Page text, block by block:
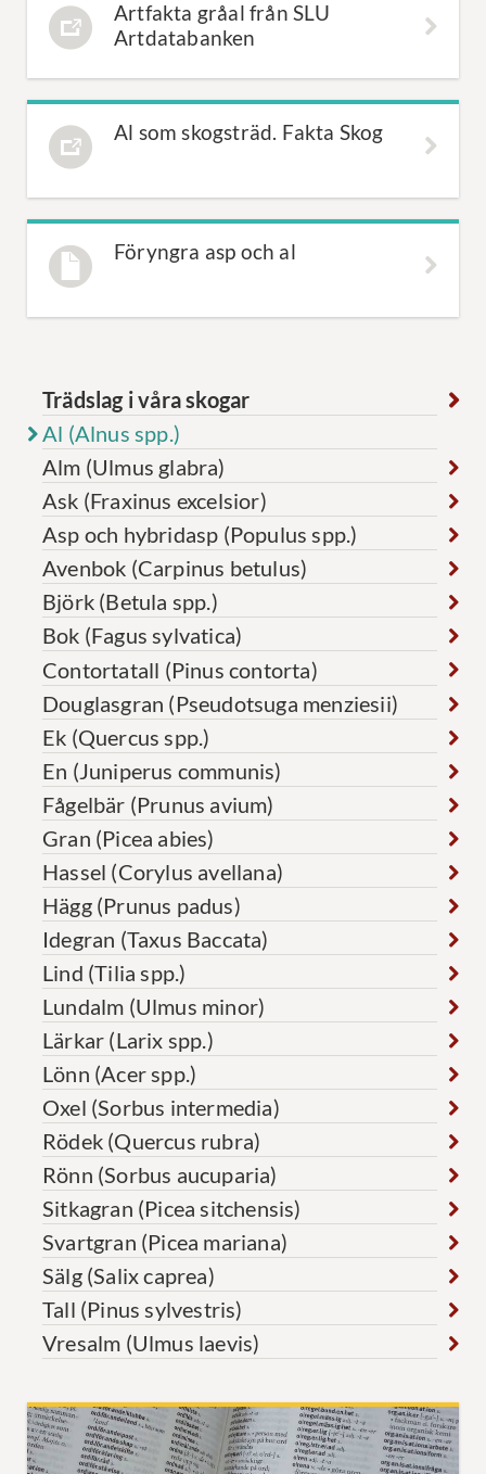
Artfakta gråal från SLU
Artdatabanken
Al som skogsträd. Fakta Skog
Föryngra asp och al
Trädslag i våra skogar
Al (Alnus spp.)
Alm (Ulmus glabra)
Ask (Fraxinus excelsior)
Asp och hybridasp (Populus spp.)
Avenbok (Carpinus betulus)
Björk (Betula spp.)
Bok (Fagus sylvatica)
Contortatall (Pinus contorta)
Douglasgran (Pseudotsuga menziesii)
Ek (Quercus spp.)
En (Juniperus communis)
Fågelbär (Prunus avium)
Gran (Picea abies)
Hassel (Corylus avellana)
Hägg (Prunus padus)
Idegran (Taxus Baccata)
Lind (Tilia spp.)
Lundalm (Ulmus minor)
Lärkar (Larix spp.)
Lönn (Acer spp.)
Oxel (Sorbus intermedia)
Rödek (Quercus rubra)
Rönn (Sorbus aucuparia)
Sitkagran (Picea sitchensis)
Svartgran (Picea mariana)
Sälg (Salix caprea)
Tall (Pinus sylvestris)
Vresalm (Ulmus laevis)